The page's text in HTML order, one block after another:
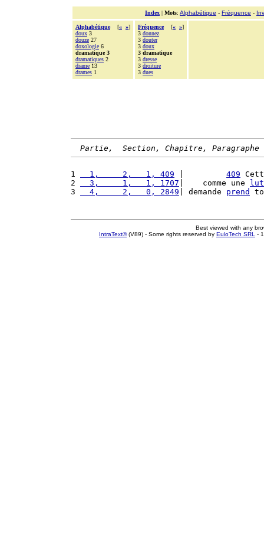
Index | Mots: Alphabétique - Fréquence -
Alphabétique [« »]
doux 3
douze 27
doxologie 6
dramatique 3
dramatiques 2
drame 13
drames 1
Fréquence [« »]
3 donnez
3 douter
3 doux
3 dramatique
3 dresse
3 droiture
3 dues
Partie,  Section, Chapitre, Paragraphe
1
  1,     2,   1, 409
409
2
  3,     1,   1, 1707
|    comme une
3
  4,     2,   0, 2849
| demande prend
Best viewed with any
IntraText®(V89) - Some rights reserved by EuloTech SRL -